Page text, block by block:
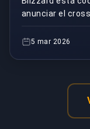
anunciar el
trayendo skins
5 mar 2026